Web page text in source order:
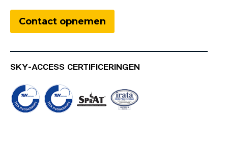
Contact opnemen
SKY-ACCESS CERTIFICERINGEN